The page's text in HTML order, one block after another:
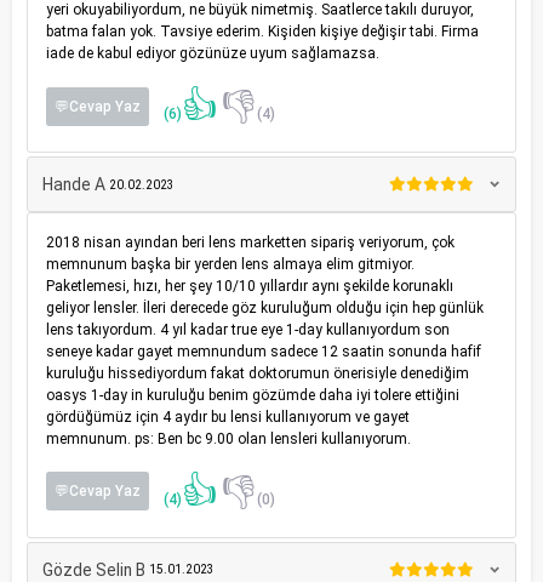
yeri okuyabiliyordum, ne büyük nimetmiş. Saatlerce takılı duruyor,
batma falan yok. Tavsiye ederim. Kişiden kişiye değişir tabi. Firma
iade de kabul ediyor gözünüze uyum sağlamazsa.
💬Cevap Yaz (6) 👍👎(4)
Hande A 20.02.2023
2018 nisan ayından beri lens marketten sipariş veriyorum, çok
memnunum başka bir yerden lens almaya elim gitmiyor.
Paketlemesi, hızı, her şey 10/10 yıllardır aynı şekilde korunaklı
geliyor lensler. İleri derecede göz kuruluğum olduğu için hep günlük
lens takıyordum. 4 yıl kadar true eye 1-day kullanıyordum son
seneye kadar gayet memnundum sadece 12 saatin sonunda hafif
kuruluğu hissediyordum fakat doktorumun önerisiyle denediğim
oasys 1-day in kuruluğu benim gözümde daha iyi tolere ettiğini
gördüğümüz için 4 aydır bu lensi kullanıyorum ve gayet
memnunum. ps: Ben bc 9.00 olan lensleri kullanıyorum.
💬Cevap Yaz (4) 👍👎(0)
Gözde Selin B 15.01.2023